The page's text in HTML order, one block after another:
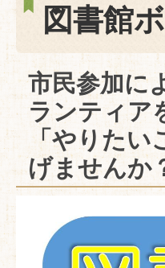
図書館
市民参加に
ランティア
「やりたい
げませんか